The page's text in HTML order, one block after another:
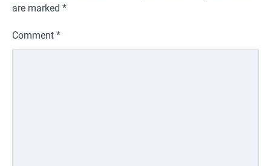
are marked *
Comment *